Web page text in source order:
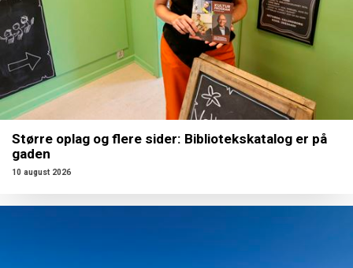
Større oplag og flere sider: Bibliotekskatalog er på
gaden
10 august 2026